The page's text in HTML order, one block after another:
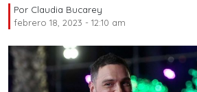
Por Claudia Bucarey
febrero 18, 2023 - 12:10 am